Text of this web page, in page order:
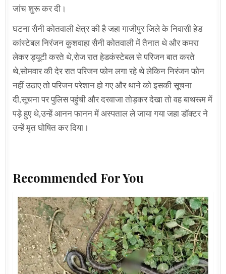
जांच शुरू कर दी।
घटना सैनी कोतवाली क्षेत्र की है जहा गाजीपुर जिले के निवासी हेड
कांस्टेबल निरंजन कुशवाहा सैनी कोतवाली में तैनात थे और कमरा
लेकर ड्यूटी करते थे,रोज रात हेडकंस्टेबल से परिजन बात करते
थे,सोमवार की देर रात परिजन फोन लगा रहे थे लेकिन निरंजन फोन
नहीं उठाए तो परिजन परेशान हो गए और थाने को इसकी सूचना
दी,सूचना पर पुलिस पहुंची और दरवाजा तोड़कर देखा तो वह बाथरूम में
पड़े हुए थे,उन्हें आनन फानन में अस्पताल ले जाया गया जहा डॉक्टर ने
उन्हें मृत घोषित कर दिया।
Recommended For You